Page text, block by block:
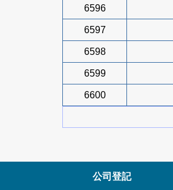
6596
6597
6598
6599
6600
公司登記